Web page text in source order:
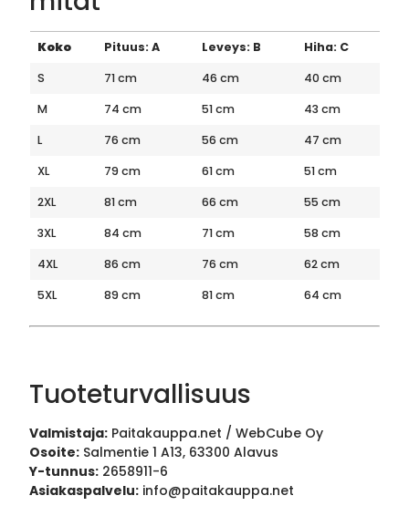
Koko Pituus: A Leveys: B
Hiha: C
S
71 cm 46 cm
40 cm
M
74 cm 51 cm
43 cm
L
76 cm 56 cm
47 cm
XL
79 cm 61 cm
51 cm
2XL
81 cm 66 cm
55 cm
3XL
84 cm 71 cm
58 cm
4XL
86 cm 76 cm
62 cm
5XL
89 cm 81 cm 64 cm
Tuoteturvallisuus
Valmistaja: Paitakauppa.net / WebCube Oy
Osoite: Salmentie 1 A13, 63300 Alavus
Y-tunnus: 2658911-6
Asiakaspalvelu: info@paitakauppa.net